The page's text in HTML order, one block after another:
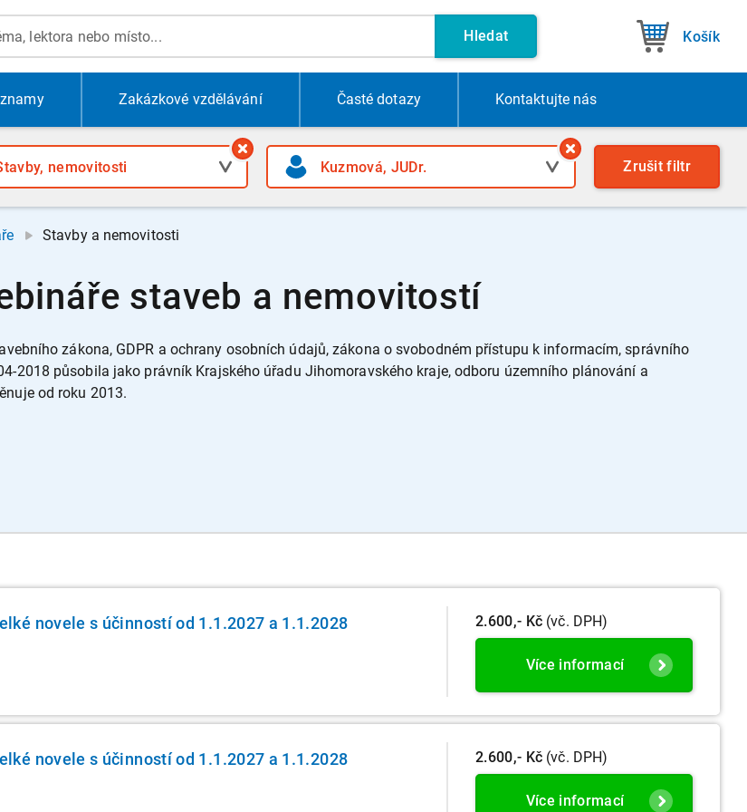
Hledat Košík
Zakázkové vzdělávání Časté dotazy Kontaktujte nás
Zrušit filtr
Stavby a nemovitosti
staveb a nemovitostí
zákona, GDPR a ochrany osobních údajů, zákona o svobodném přístupu k informacím, správního
2018 působila jako právník Krajského úřadu Jihomoravského kraje, odboru územního plánování a
od roku 2013.
novele s účinností od 1.1.2027 a 1.1.2028 2.600,- Kč (vč. DPH)
Více informací
novele s účinností od 1.1.2027 a 1.1.2028 2.600,- Kč (vč. DPH)
Více informací